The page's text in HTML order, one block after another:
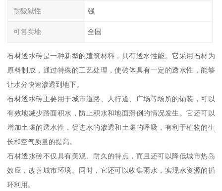
耐酸碱性 强
可售卖地 全国
石材透水砖是一种新型的建筑材料，具有透水性能。它采用石材为
原料制成，通过特殊的工艺处理，使砖体具有一定的透水性，能够
让水分快速渗透到地下。
石材透水砖主要用于城市道路、人行道、广场等场所的铺装，可以
有效地减少路面积水，防止积水和地面滑倒的情况发生。它还可以
增加土壤的透水性，促进水的渗透和土壤的呼吸，有利于植物的生
长和空气质量的提高。
石材透水砖不仅具有美观、耐久的特点，而且还可以降低城市热岛
效应，改善城市环境。同时，它还可以收集雨水，实现水资源的循
环利用。